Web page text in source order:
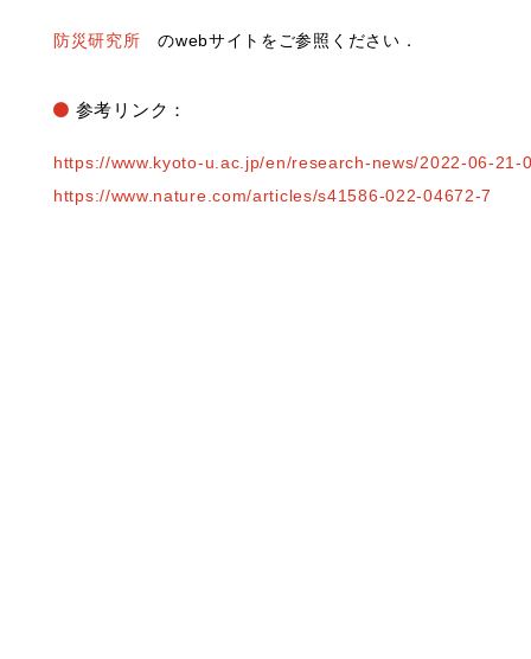
防災研究所 のwebサイトをご参照ください．
参考リンク：
https://www.kyoto-u.ac.jp/en/research-news/2022-06-21-
https://www.nature.com/articles/s41586-022-04672-7